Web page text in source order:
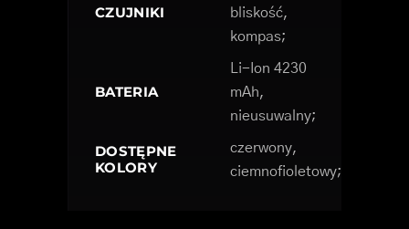
CZUJNIKI
bliskość,
kompas;
BATERIA
Li-Ion 4230
mAh,
nieusuwalny;
DOSTĘPNE
KOLORY
czerwony,
ciemnofioletowy;